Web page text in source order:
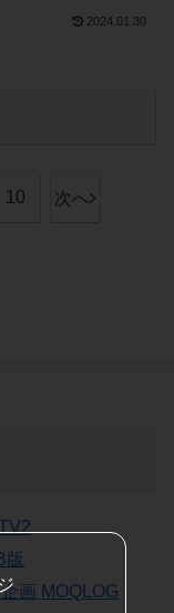
2024.01.30
10 次へ
版
画 MOQLOG